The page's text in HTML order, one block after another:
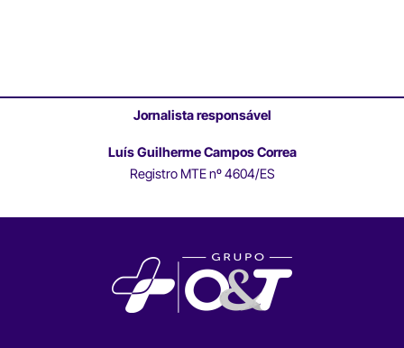
Jornalista responsável
Luís Guilherme Campos Correa
Registro MTE nº 4604/ES